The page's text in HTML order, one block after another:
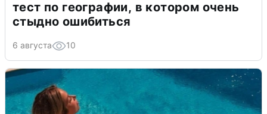
тест по географии, в котором очень
стыдно ошибиться
6 августа 10